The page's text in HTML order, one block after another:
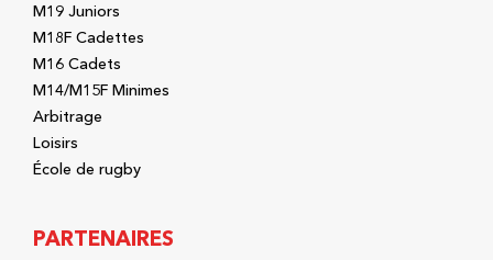
M19 Juniors
M18F Cadettes
M16 Cadets
M14/M15F Minimes
Arbitrage
Loisirs
École de rugby
PARTENAIRES